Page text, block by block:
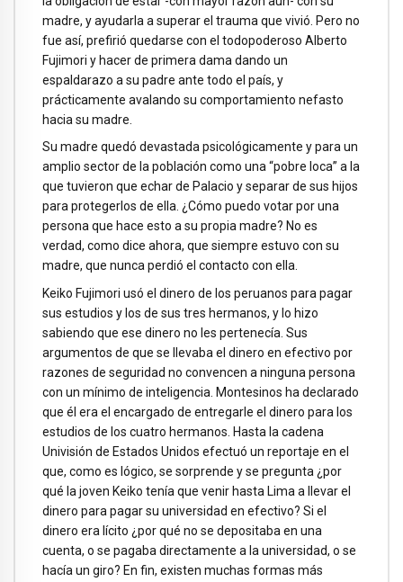
madre, y ayudarla a superar el trauma que vivió. Pero no
fue así, prefirió quedarse con el todopoderoso Alberto
Fujimori y hacer de primera dama dando un
espaldarazo a su padre ante todo el país, y
prácticamente avalando su comportamiento nefasto
hacia su madre.
Su madre quedó devastada psicológicamente y para un
amplio sector de la población como una “pobre loca” a la
que tuvieron que echar de Palacio y separar de sus hijos
para protegerlos de ella. ¿Cómo puedo votar por una
persona que hace esto a su propia madre? No es
verdad, como dice ahora, que siempre estuvo con su
madre, que nunca perdió el contacto con ella.
Keiko Fujimori usó el dinero de los peruanos para pagar
sus estudios y los de sus tres hermanos, y lo hizo
sabiendo que ese dinero no les pertenecía. Sus
argumentos de que se llevaba el dinero en efectivo por
razones de seguridad no convencen a ninguna persona
con un mínimo de inteligencia. Montesinos ha declarado
que él era el encargado de entregarle el dinero para los
estudios de los cuatro hermanos. Hasta la cadena
Univisión de Estados Unidos efectuó un reportaje en el
que, como es lógico, se sorprende y se pregunta ¿por
qué la joven Keiko tenía que venir hasta Lima a llevar el
dinero para pagar su universidad en efectivo? Si el
dinero era lícito ¿por qué no se depositaba en una
cuenta, o se pagaba directamente a la universidad, o se
hacía un giro? En fin, existen muchas formas más